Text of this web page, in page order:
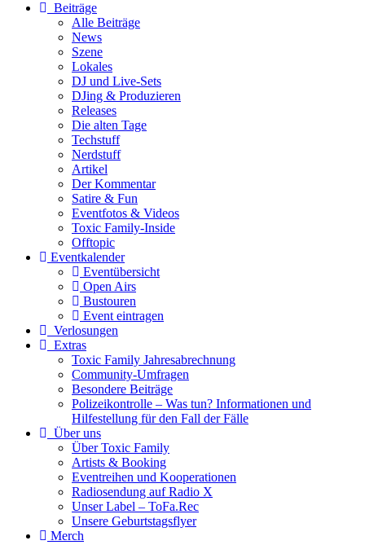
Beiträge
Alle Beiträge
News
Szene
Lokales
DJ und Live-Sets
DJing & Produzieren
Releases
Die alten Tage
Techstuff
Nerdstuff
Artikel
Der Kommentar
Satire & Fun
Eventfotos & Videos
Toxic Family-Inside
Offtopic
Eventkalender
Eventübersicht
Open Airs
Bustouren
Event eintragen
Verlosungen
Extras
Toxic Family Jahresabrechnung
Community-Umfragen
Besondere Beiträge
Polizeikontrolle – Was tun? Informationen und
Hilfestellung für den Fall der Fälle
Über uns
Über Toxic Family
Artists & Booking
Eventreihen und Kooperationen
Radiosendung auf Radio X
Unser Label – ToFa.Rec
Unsere Geburtstagsflyer
Merch